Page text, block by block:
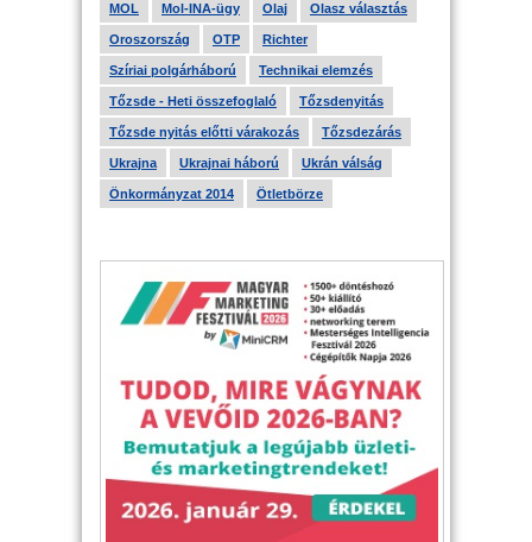
MOL Mol-INA-ügy Olaj Olasz választás
Oroszország OTP Richter
Szíriai polgárháború Technikai elemzés
Tőzsde - Heti összefoglaló Tőzsdenyitás
Tőzsde nyitás előtti várakozás Tőzsdezárás
Ukrajna Ukrajnai háború Ukrán válság
Önkormányzat 2014 Ötletbörze